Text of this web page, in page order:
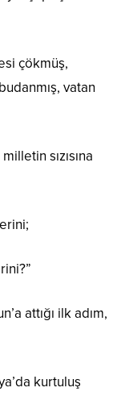
çökmüş,
vatan
sızısına
attığı ilk adım,
kurtuluş